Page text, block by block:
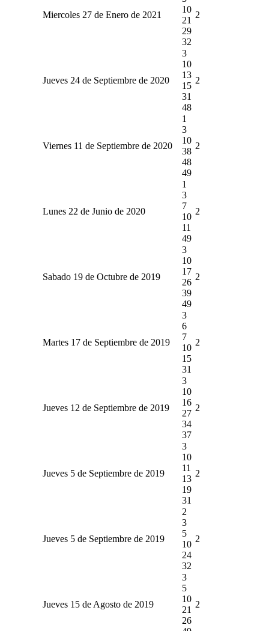
Miercoles 27 de Enero de 2021
10
21
29
32
2
Jueves 24 de Septiembre de 2020
3
10
13
15
31
48
2
Viernes 11 de Septiembre de 2020
1
3
10
38
48
49
2
Lunes 22 de Junio de 2020
1
3
7
10
11
49
2
Sabado 19 de Octubre de 2019
3
10
17
26
39
49
2
Martes 17 de Septiembre de 2019
3
6
7
10
15
31
2
Jueves 12 de Septiembre de 2019
3
10
16
27
34
37
2
Jueves 5 de Septiembre de 2019
3
10
11
13
19
31
2
Jueves 5 de Septiembre de 2019
2
3
5
10
24
32
2
Jueves 15 de Agosto de 2019
3
5
10
21
26
2